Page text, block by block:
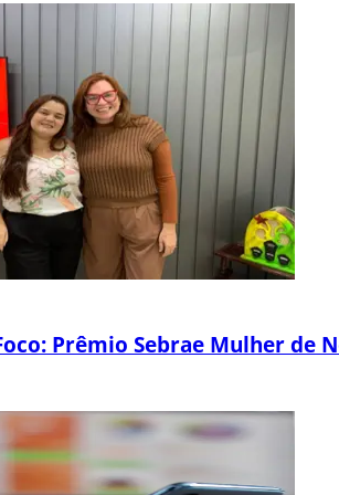
Prêmio Sebrae Mulher